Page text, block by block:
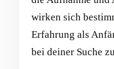
wirken sich
Erfahrung als
bei deiner Suche